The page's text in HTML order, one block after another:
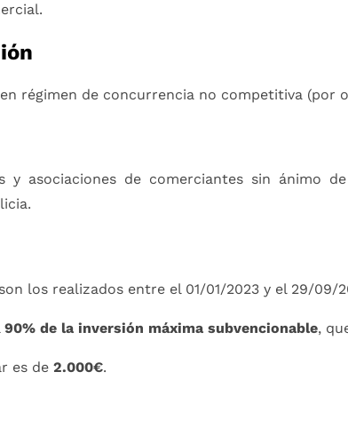
régimen de concurrencia no competitiva (por
y asociaciones de comerciantes sin
los realizados entre el 01/01/2023 y el 29/09/
90% de la inversión máxima subvencionable,
es de 2.000€.